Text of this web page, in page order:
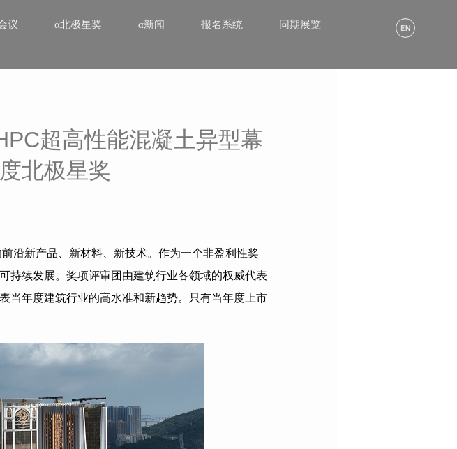
议 α北极星奖 α新闻 报名系统 同期展览
超高性能混凝土异型幕
北极星奖
沿新产品、新材料、新技术。作为一个非盈利性奖
持续发展。奖项评审团由建筑行业各领域的权威代表
当年度建筑行业的高水准和新趋势。只有当年度上市